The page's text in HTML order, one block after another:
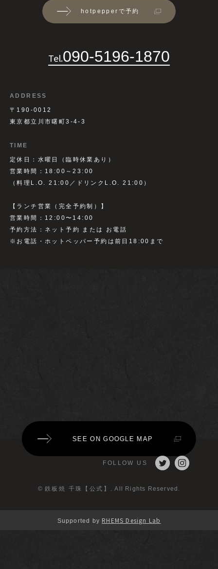
hotpepperで予約
Tel.090-5196-1870
ADDRESS
〒190-0012
東京都立川市曙町3-4-3
TIME
定休日：水曜日（臨時休業あり）
営業時間：18:00～23:00
（料理L.O. 21:00／ドリンクL.O. 21:00）
【ランチ営業（完全予約制）】
営業時間：12:00〜14:00
予約方法：ネット予約 または お電話
※お電話・ホットペッパー予約は前日18:00まで
SEE ON GOOGLE MAP
© 鉄板焼 千珠【公式】 . All Rights Reserved.
FOLLOW US
Supported by RHEMS Design Lab